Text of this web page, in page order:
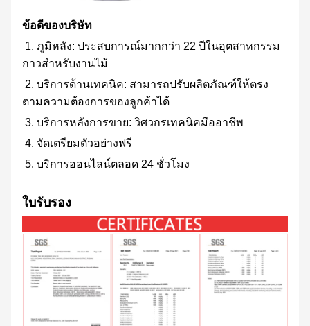
ข้อดีของบริษัท
1. ภูมิหลัง: ประสบการณ์มากกว่า 22 ปีในอุตสาหกรรม
กาวสำหรับงานไม้
2. บริการด้านเทคนิค: สามารถปรับผลิตภัณฑ์ให้ตรง
ตามความต้องการของลูกค้าได้
3. บริการหลังการขาย: วิศวกรเทคนิคมืออาชีพ
4. จัดเตรียมตัวอย่างฟรี
5. บริการออนไลน์ตลอด 24 ชั่วโมง
ใบรับรอง